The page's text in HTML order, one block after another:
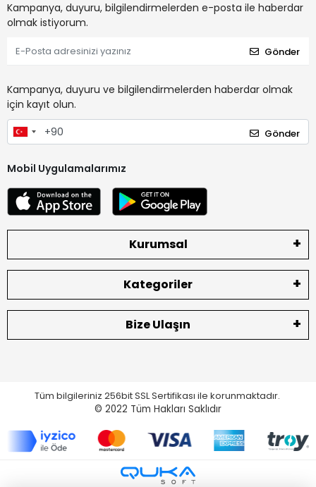
Kampanya, duyuru, bilgilendirmelerden e-posta ile haberdar
olmak istiyorum.
Gönder
Kampanya, duyuru ve bilgilendirmelerden haberdar olmak
için kayıt olun.
Gönder
Mobil Uygulamalarımız
Kurumsal
Kategoriler
Bize Ulaşın
Tüm bilgileriniz 256bit SSL Sertifikası ile korunmaktadır.
© 2022 Tüm Hakları Saklıdır